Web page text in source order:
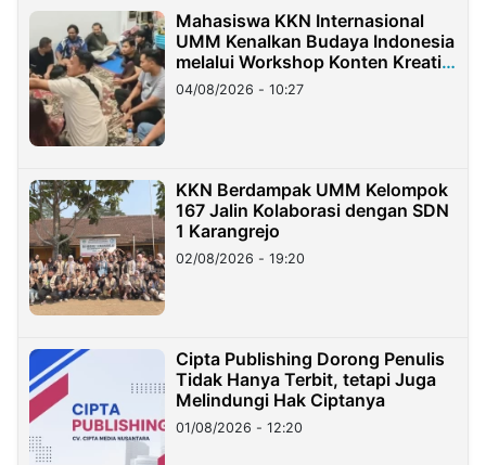
Mahasiswa KKN Internasional
UMM Kenalkan Budaya Indonesia
melalui Workshop Konten Kreatif
di Taiwan
04/08/2026 - 10:27
KKN Berdampak UMM Kelompok
167 Jalin Kolaborasi dengan SDN
1 Karangrejo
02/08/2026 - 19:20
Cipta Publishing Dorong Penulis
Tidak Hanya Terbit, tetapi Juga
Melindungi Hak Ciptanya
01/08/2026 - 12:20